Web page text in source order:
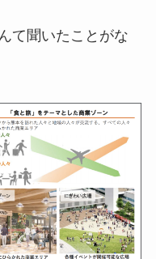
て聞いたことがな